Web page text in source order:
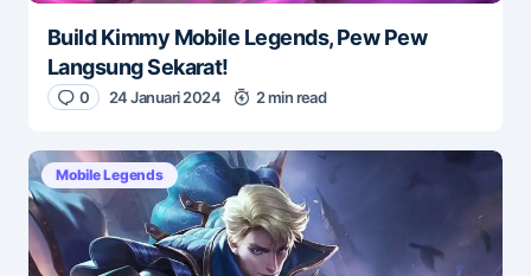
Build Kimmy Mobile Legends, Pew Pew
Langsung Sekarat!
0 24 Januari 2024 2 min read
Mobile Legends